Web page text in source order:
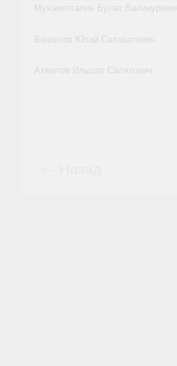
Мухаметгалин Булат Валинурович
Баязитов Юлай Салаватович
Ахметов Ильшат Саляхович